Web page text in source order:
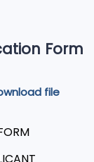
Form
file.